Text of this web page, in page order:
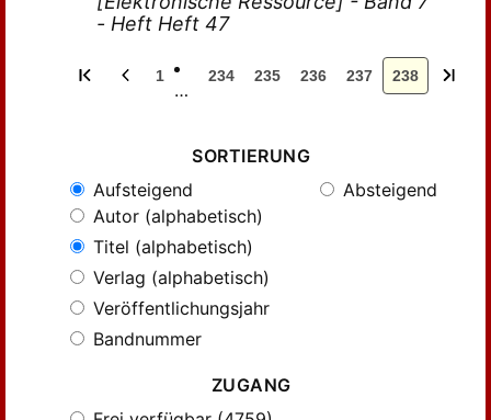
- Heft Heft 47
1
…
234 235 236 237 238
SORTIERUNG
Aufsteigend
Absteigend
Autor (alphabetisch)
Titel (alphabetisch)
Verlag (alphabetisch)
Veröffentlichungsjahr
Bandnummer
ZUGANG